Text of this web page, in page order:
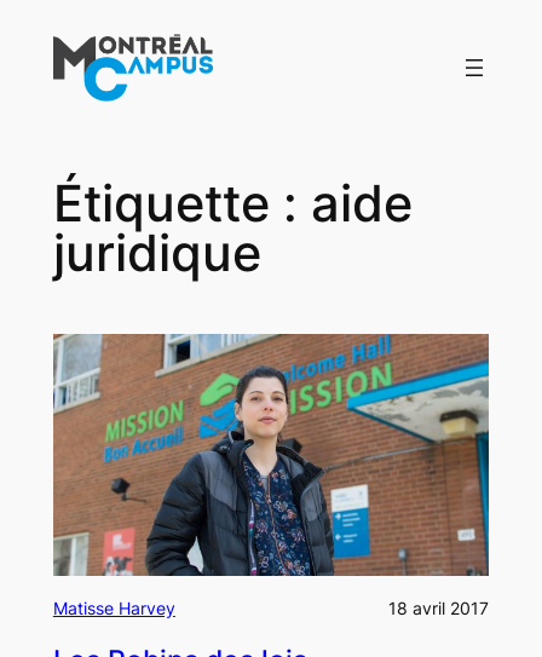
contenu
Étiquette : aide
juridique
Matisse Harvey 18 avril 2017